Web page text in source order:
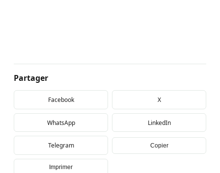
Partager
Facebook X
WhatsApp LinkedIn
Telegram Copier
Imprimer